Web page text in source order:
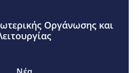
Οργάνωσης και